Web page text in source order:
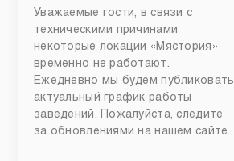
Уважаемые гости, в связи с
техническими причинами
некоторые локации «Мястория»
временно не работают.
Ежедневно мы будем публиковать
актуальный график работы
заведений. Пожалуйста, следите
за обновлениями на нашем сайте.